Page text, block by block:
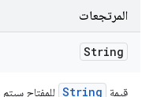
المرتجعات
String
قيمة String للمفتاح